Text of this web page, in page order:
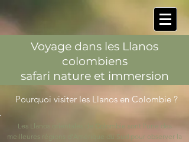
Voyage dans les Llanos
colombiens
safari nature et immersion
Pourquoi visiter les Llanos en Colombie ?
Les Llanos orientales de Colombie sont l’une des
meilleures régions d’Amérique du Sud pour observer la